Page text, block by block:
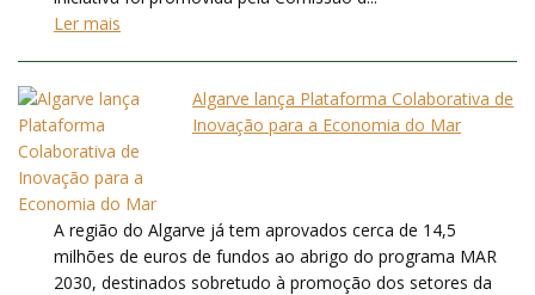
Ler mais
Algarve lança Plataforma Colaborativa de
Inovação para a Economia do Mar
A região do Algarve já tem aprovados cerca de 14,5
milhões de euros de fundos ao abrigo do programa MAR
2030, destinados sobretudo à promoção dos setores da